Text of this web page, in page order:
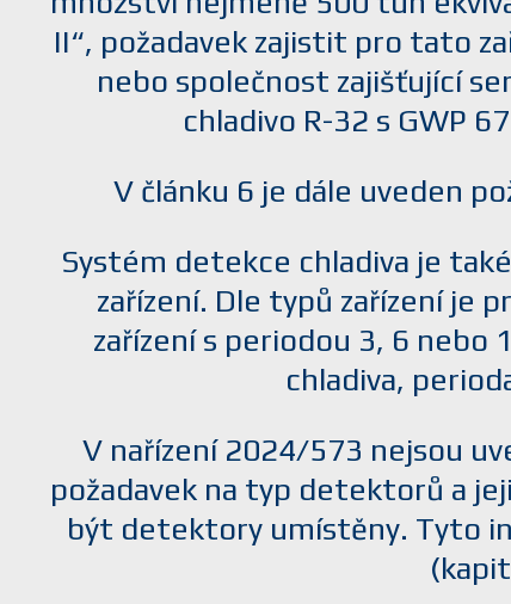
II“, požadavek zajistit pro tato
nebo společnost zajišťující
chladivo R-32 s GWP
V článku 6 je dále uveden
Systém detekce chladiva je
zařízení. Dle typů zařízení je
zařízení s periodou 3, 6 nebo
chladiva,
V nařízení 2024/573 nejsou
požadavek na typ detektorů a
být detektory umístěny. Tyto